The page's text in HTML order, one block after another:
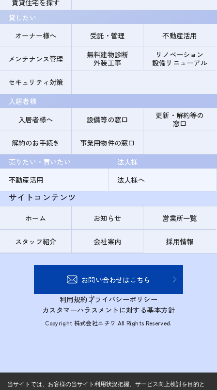
賃貸住宅を探す
貸したい
オーナー様へ
受託・管理 不動産活用
メンテナンス管理
無料建物診断
外装工事
リノベーション
設備リニューアル
セキュリティ対策
入居者様
入居者様へ
設備等の窓口
更新・解約等の
窓口
解約のお手続き
事業用物件の窓口
売りたい・買いたい
不動産活用
法人様
法人様へ
サイトコンテンツ
ホーム お知らせ 営業所一覧
スタッフ紹介 会社案内 採用情報
お問い合わせはこちら
利用規約プライバシーポリシー
カスタマーハラスメントに対する基本方針
Copyright 株式会社ニチワ All Rights Reserved.
当サイトでは、お客様の当サイト利用状況把握、サービス向上検討を目的と